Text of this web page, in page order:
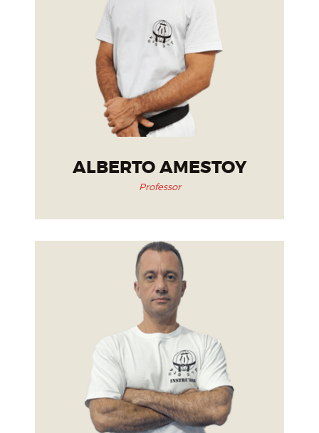
ALBERTO AMESTOY
Professor